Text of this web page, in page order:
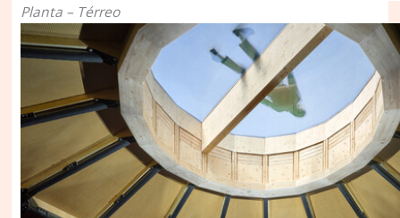
Planta – Térreo